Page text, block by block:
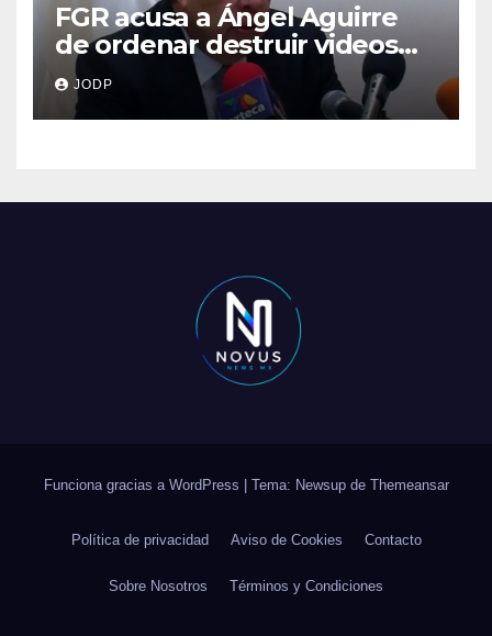
FGR acusa a Ángel Aguirre
de ordenar destruir videos
clave del caso Ayotzinapa
JODP
Funciona gracias a WordPress | Tema: Newsup de Themeansar
Política de privacidad Aviso de Cookies Contacto
Sobre Nosotros Términos y Condiciones